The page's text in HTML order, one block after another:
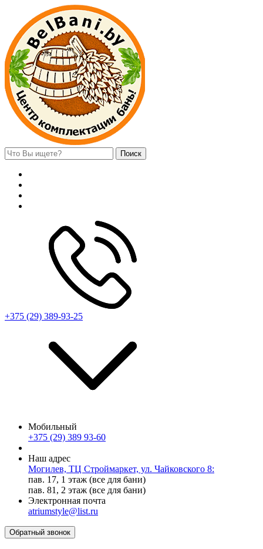
Поиск
+375 (29) 389-93-25
Мобильный
+375 (29) 389 93-60
Наш адрес
Могилев, ТЦ Строймаркет, ул. Чайковского 8:
пав. 17, 1 этаж (все для бани)
пав. 81, 2 этаж (все для бани)
Электронная почта
atriumstyle@list.ru
Обратный звонок